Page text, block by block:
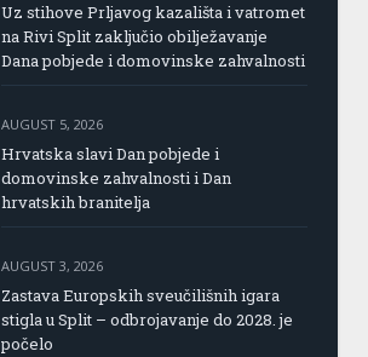
Uz stihove Prljavog kazališta i vatromet
na Rivi Split zaključio obilježavanje
Dana pobjede i domovinske zahvalnosti
AUGUST 5, 2026
Hrvatska slavi Dan pobjede i
domovinske zahvalnosti i Dan
hrvatskih branitelja
AUGUST 3, 2026
Zastava Europskih sveučilišnih igara
stigla u Split – odbrojavanje do 2028. je
počelo